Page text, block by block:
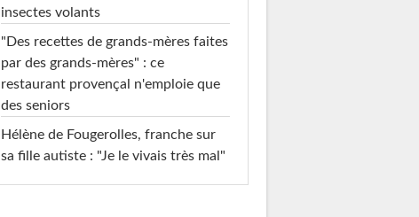
insectes volants
"Des recettes de grands-mères faites
par des grands-mères" : ce
restaurant provençal n'emploie que
des seniors
Hélène de Fougerolles, franche sur
sa fille autiste : "Je le vivais très mal"